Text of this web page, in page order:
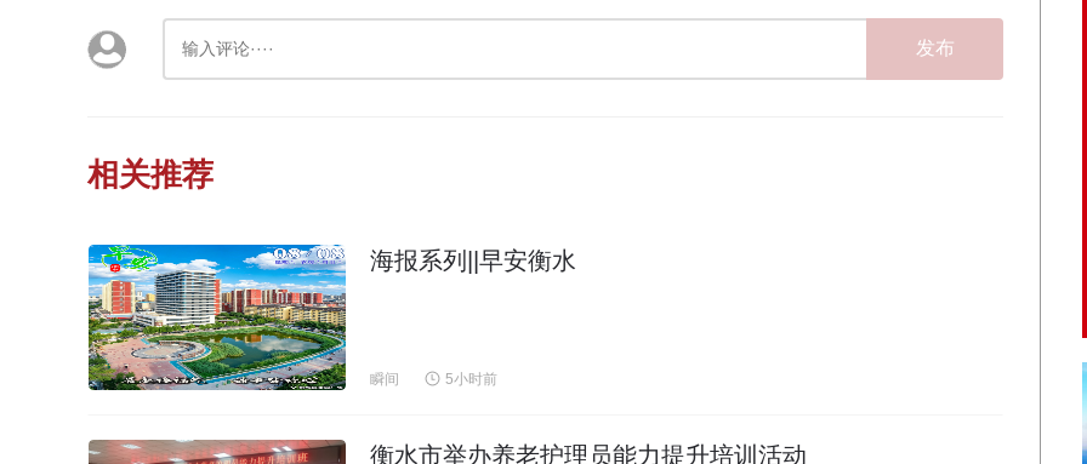
发布
相关推荐
海报系列||早安衡水
瞬间 5小时前
衡水市举办养老护理员能力提升培训活动